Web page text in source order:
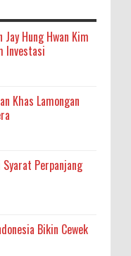
Hung Hwan Kim
Investasi
Khas Lamongan
Perpanjang
Bikin Cewek